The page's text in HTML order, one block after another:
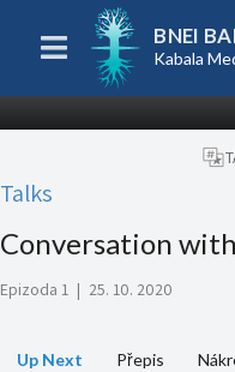
BNEI
Kabala
Talks
Conversation
Epizoda 1 | 25. 10. 2020
Up Next Přepis